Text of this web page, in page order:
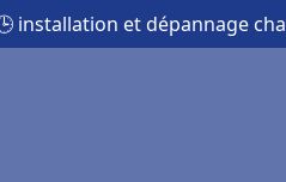
installation et dépannage